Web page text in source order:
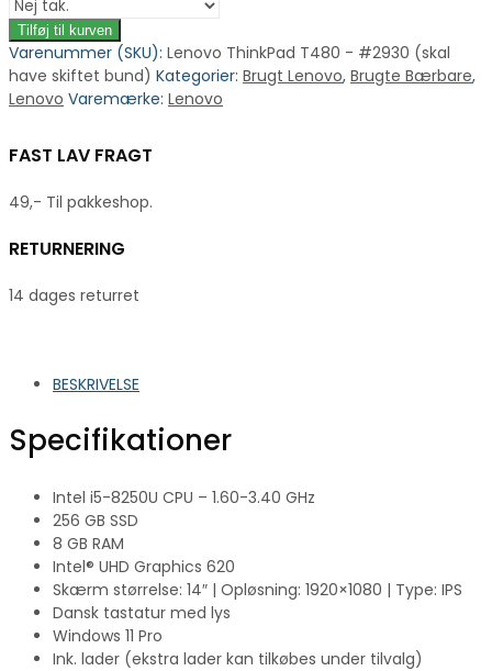
Tilføj til kurven
Varenummer (SKU): Lenovo ThinkPad T480 - #2930 (skal
have skiftet bund) Kategorier: Brugt Lenovo, Brugte Bærbare,
Lenovo Varemærke: Lenovo
FAST LAV FRAGT
49,- Til pakkeshop.
RETURNERING
14 dages returret
BESKRIVELSE
Specifikationer
Intel i5-8250U CPU – 1.60-3.40 GHz
256 GB SSD
8 GB RAM
Intel® UHD Graphics 620
Skærm størrelse: 14″ | Opløsning: 1920×1080 | Type: IPS
Dansk tastatur med lys
Windows 11 Pro
Ink. lader (ekstra lader kan tilkøbes under tilvalg)